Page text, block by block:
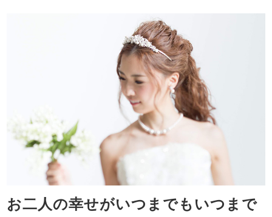
お二人の幸せがいつまでもいつまで